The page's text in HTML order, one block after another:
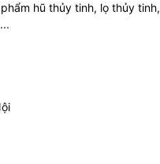
hũ thủy tinh, lọ thủy tinh,